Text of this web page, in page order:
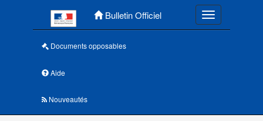
Bulletin Officiel Toggle
Documents opposables
Aide
Nouveautés